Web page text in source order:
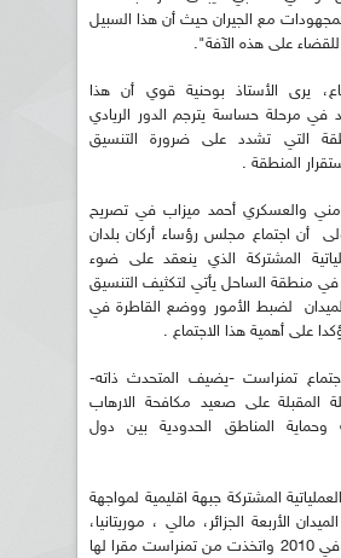
مع الجيران حيث أن هذا السبيل
على هذه الآفة".
يرى الأستاذ بوحنية قوي أن هذا
في مرحلة حساسة يترجم الدور الريادي
التي تشدد على ضرورة التنسيق
المنطقة .
الأمني والعسكري أحمد ميزاب في تصريح
أن اجتماع مجلس رؤساء أركان بلدان
المشتركة الذي ينعقد على ضوء
في منطقة الساحل يأتي لتكثيف التنسيق
لضبط الأمور ووضع القاطرة في
على أهمية هذا الاجتماع .
تمنراست -يضيف المتحدث ذاته-
المقبلة على صعيد مكافحة الارهاب
وحماية المناطق الحدودية بين دول
المشتركة جبهة اقليمية لمواجهة
الأربعة الجزائر، مالي ، موريتانيا،
النيجر التي أنشئت في 2010 واتخذت من تمنراست مقرا لها